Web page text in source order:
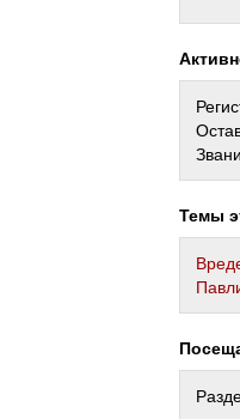
Темы